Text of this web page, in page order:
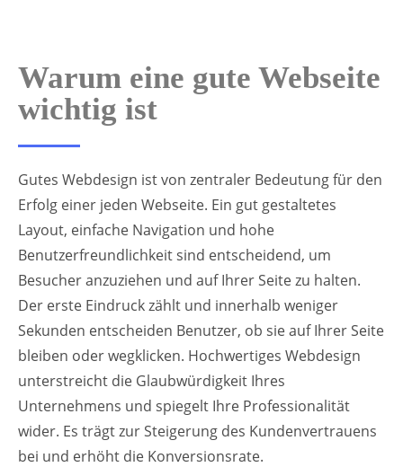
Warum eine gute Webseite
wichtig ist
Gutes Webdesign ist von zentraler Bedeutung für den
Erfolg einer jeden Webseite. Ein gut gestaltetes
Layout, einfache Navigation und hohe
Benutzerfreundlichkeit sind entscheidend, um
Besucher anzuziehen und auf Ihrer Seite zu halten.
Der erste Eindruck zählt und innerhalb weniger
Sekunden entscheiden Benutzer, ob sie auf Ihrer Seite
bleiben oder wegklicken. Hochwertiges Webdesign
unterstreicht die Glaubwürdigkeit Ihres
Unternehmens und spiegelt Ihre Professionalität
wider. Es trägt zur Steigerung des Kundenvertrauens
bei und erhöht die Konversionsrate.